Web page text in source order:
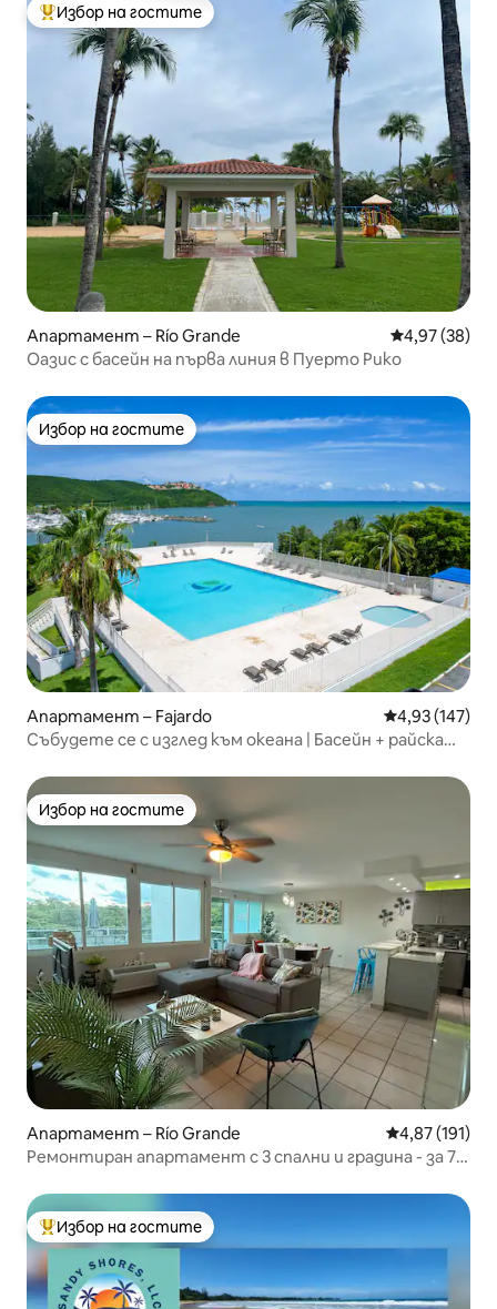
Най-популярен избор на гостите
Избор на гостите
Апартамент – Río Grande Средна
4,97 (38)
Оазис с басейн на първа линия в Пуерто Рико
Избор на гостите
Избор на гостите
Апартамент – Fajardo Средна
4,93 (147)
Събудете се с изглед към океана | Басейн + райска
Избор на гостите
Избор на гостите
Апартамент – Río Grande Средна
4,87 (191)
Ремонтиран апартамент с 3 спални и градина - за 7
Най-популярен избор на гостите
Избор на гостите